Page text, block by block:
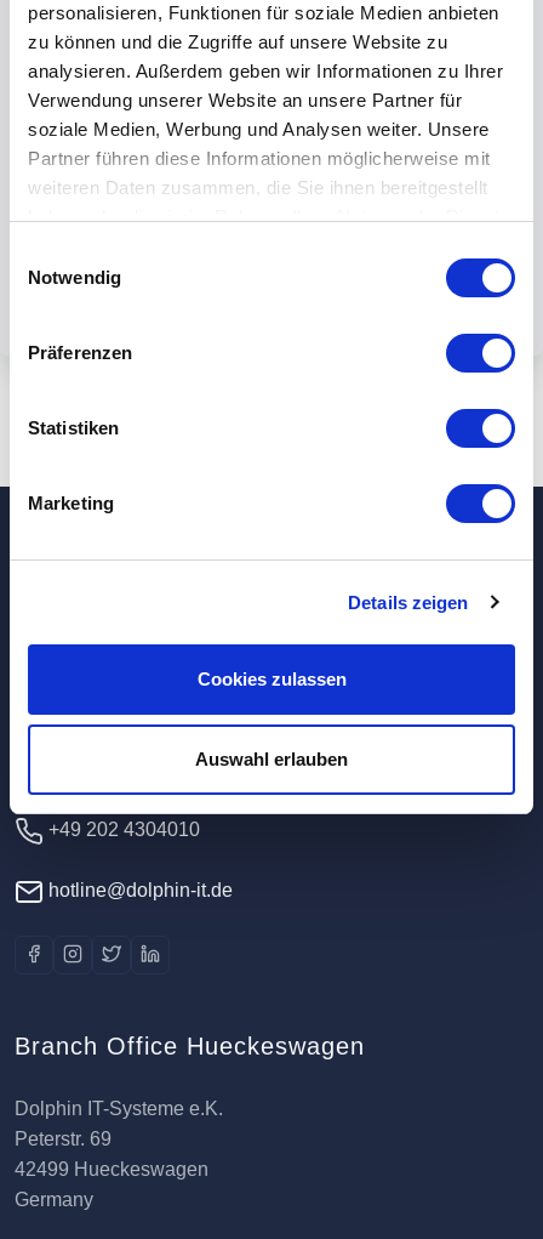
personalisieren, Funktionen für soziale Medien anbieten
zu können und die Zugriffe auf unsere Website zu
analysieren. Außerdem geben wir Informationen zu Ihrer
Verwendung unserer Website an unsere Partner für
soziale Medien, Werbung und Analysen weiter. Unsere
Partner führen diese Informationen möglicherweise mit
weiteren Daten zusammen, die Sie ihnen bereitgestellt
haben oder die sie im Rahmen Ihrer Nutzung der Dienste
Notwendig
Präferenzen
Statistiken
Marketing
Details zeigen
Cookies zulassen
Auswahl erlauben
By submiting the form, you accept our
privacy policy.
Dolphin IT-Systeme e.K.
Clausewitzstr. 47A
+49 202 4304010
hotline@dolphin-it.de
Branch Office Hueckeswagen
Dolphin IT-Systeme e.K.
Peterstr. 69
42499 Hueckeswagen
Germany